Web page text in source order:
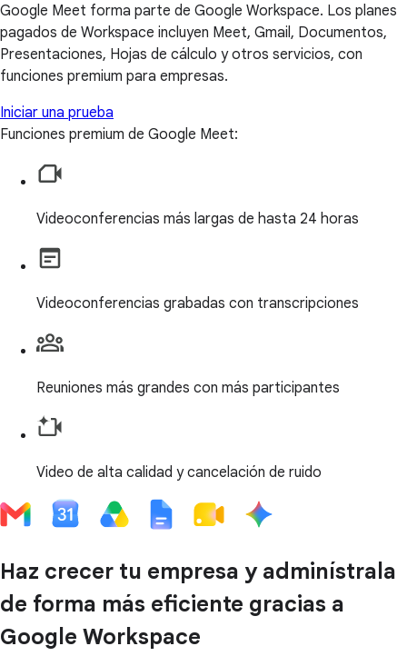
Google Meet forma parte de Google Workspace. Los planes
pagados de Workspace incluyen Meet, Gmail, Documentos,
Presentaciones, Hojas de cálculo y otros servicios, con
funciones premium para empresas.
Iniciar una prueba
Funciones premium de Google Meet:
Videoconferencias más largas de hasta 24 horas
Videoconferencias grabadas con transcripciones
Reuniones más grandes con más participantes
Video de alta calidad y cancelación de ruido
Haz crecer tu empresa y adminístrala
de forma más eficiente gracias a
Google Workspace